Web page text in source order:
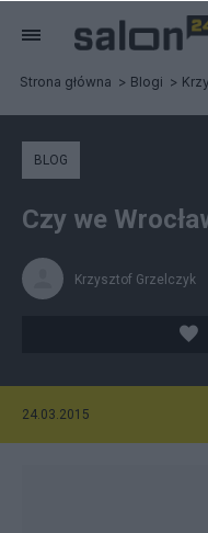
Strona główna Blogi
BLOG
Czy we
Krzysztof Grzelczyk
24.03.2015